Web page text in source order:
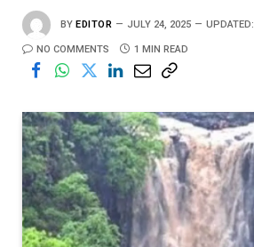
BY EDITOR JULY 24, 2025 UPDATED:
NO COMMENTS 1 MIN READ